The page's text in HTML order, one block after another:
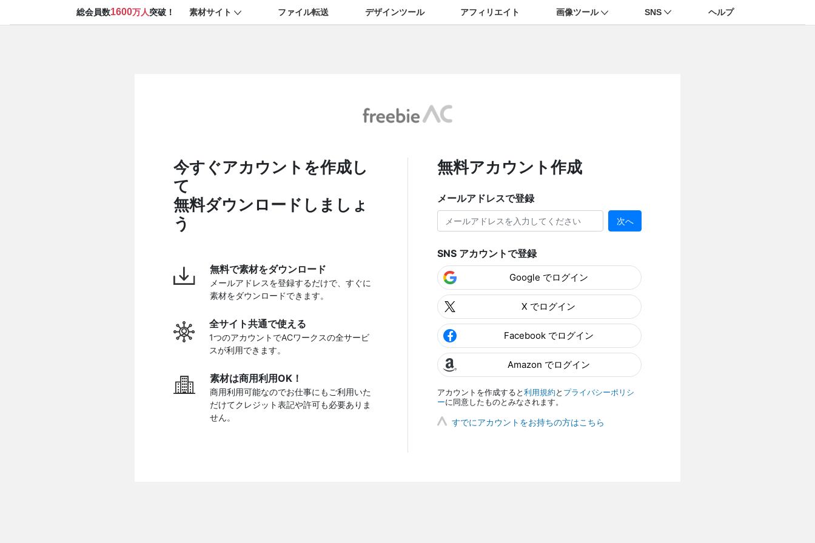
総会員数1600万人突破！ 素材サイト ファイル転送 デザインツール アフィリエイト 画像ツール SNS ヘルプ
今すぐアカウントを作成し
て
無料ダウンロードしましょ
う
無料で素材をダウンロード
メールアドレスを登録するだけで、すぐに
素材をダウンロードできます。
全サイト共通で使える
1つのアカウントでACワークスの全サービ
スが利用できます。
素材は商用利用OK！
商用利用可能なのでお仕事にもご利用いた
だけてクレジット表記や許可も必要ありま
せん。
無料アカウント作成
メールアドレスで登録
次へ
SNS アカウントで登録
Google でログイン
X でログイン
Facebook でログイン
Amazon でログイン
アカウントを作成すると 利用規約 と プライバシーポリシ
ーに同意したものとみなされます。
すでにアカウントをお持ちの方はこちら